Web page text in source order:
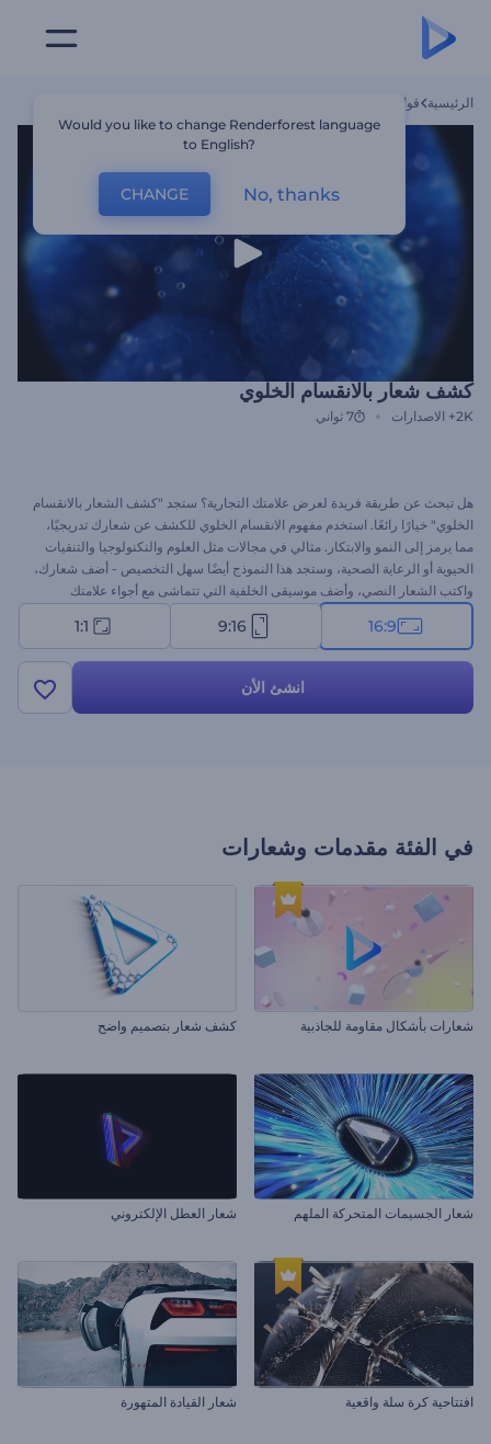
الرئيسية قوالب
كشف شعار بالانقسام الخلوي
2K+ الاصدارات 7 ثواني
هل تبحث عن طريقة فريدة لعرض علامتك التجارية؟ ستجد "كشف الشعار بالانقسام
الخلوي" خيارًا رائعًا. استخدم مفهوم الانقسام الخلوي للكشف عن شعارك تدريجيًا،
مما يرمز إلى النمو والابتكار. مثالي في مجالات مثل العلوم والتكنولوجيا والتنقيات
الحيوية أو الرعاية الصحية، وستجد هذا النموذج أيضًا سهل التخصيص - أضف شعارك،
واكتب الشعار النصي، وأضف موسيقى الخلفية التي تتماشى مع أجواء علامتك
التجارية. ابدأ الآن واجعل الحياة تدب في شعارك بمقاطع متحركة قوية!
16:9
9:16
1:1
انشئ الأن
في الفئة مقدمات وشعارات
شعارات بأشكال مقاومة للجاذبية كشف شعار بتصميم واضح
شعار الجسيمات المتحركة الملهم شعار العطل الإلكتروني
افتتاحية كرة سلة واقعية شعار القيادة المتهورة
Would you like to change Renderforest language
to English?
CHANGE No, thanks